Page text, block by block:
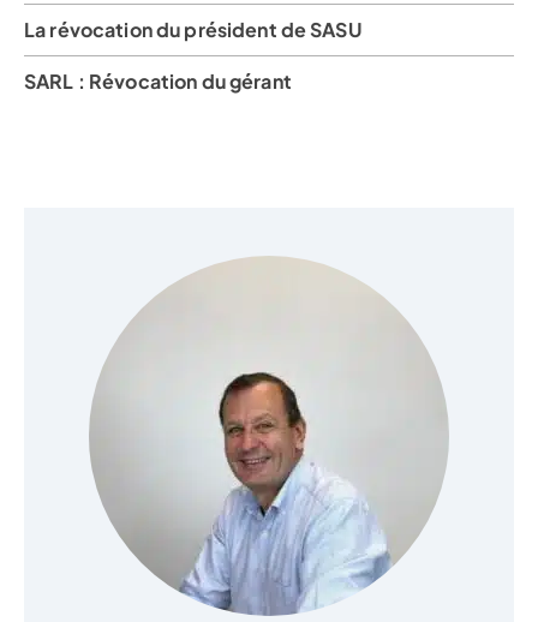
La révocation du président de SASU
SARL : Révocation du gérant